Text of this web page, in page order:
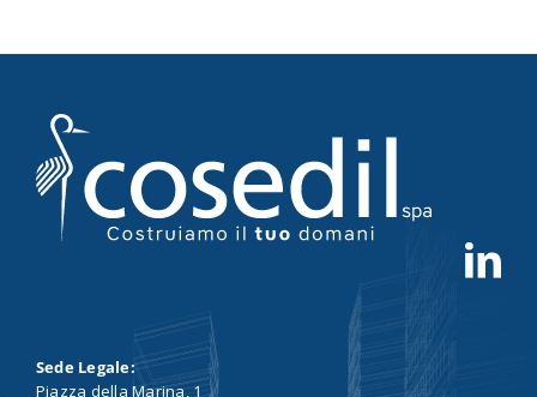
Sede Legale:
Piazza della Marina, 1